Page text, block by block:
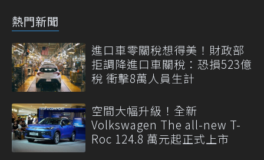
熱門新聞
進口車零關稅想得美！財政部
拒調降進口車關稅：恐損523億
稅 衝擊8萬人員生計
空間大幅升級！全新
Volkswagen The all-new T-
Roc 124.8 萬元起正式上市